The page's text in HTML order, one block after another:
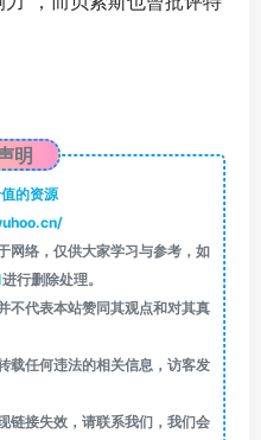
明
的资源
网络，仅供大家学习与参考，如
进行删除处理。
不代表本站赞同其观点和对其真
载任何违法的相关信息，访客发
链接失效，请联系我们，我们会